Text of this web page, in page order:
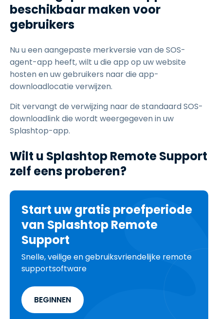
beschikbaar maken voor
gebruikers
Nu u een aangepaste merkversie van de SOS-
agent-app heeft, wilt u die app op uw website
hosten en uw gebruikers naar die app-
downloadlocatie verwijzen.
Dit vervangt de verwijzing naar de standaard SOS-
downloadlink die wordt weergegeven in uw
Splashtop-app.
Wilt u Splashtop Remote Support
zelf eens proberen?
Start uw gratis proefperiode
van Splashtop Remote
Support
Snelle, veilige en gebruiksvriendelijke remote
supportsoftware
BEGINNEN